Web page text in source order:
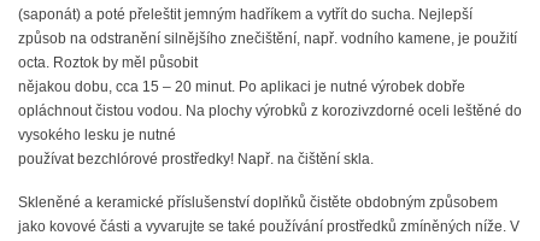
(saponát) a poté přeleštit jemným hadříkem a vytřít do sucha. Nejlepší
způsob na odstranění silnějšího znečištění, např. vodního kamene, je použití
octa. Roztok by měl působit
nějakou dobu, cca 15 – 20 minut. Po aplikaci je nutné výrobek dobře
opláchnout čistou vodou. Na plochy výrobků z korozivzdorné oceli leštěné do
vysokého lesku je nutné
používat bezchlórové prostředky! Např. na čištění skla.
Skleněné a keramické příslušenství doplňků čistěte obdobným způsobem
jako kovové části a vyvarujte se také používání prostředků zmíněných níže. V